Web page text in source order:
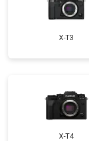
X-T3
X-T4